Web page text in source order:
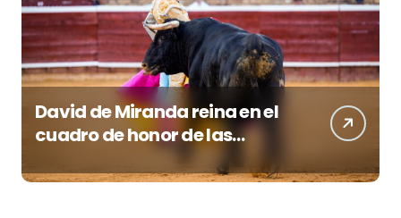
David de Miranda reina en el
cuadro de honor de las
Colombinas 2026